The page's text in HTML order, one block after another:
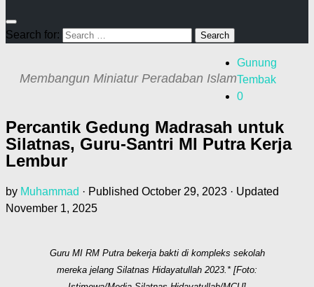
Search for:
Membangun Miniatur Peradaban Islam
Gunung
Tembak
0
Percantik Gedung Madrasah untuk
Silatnas, Guru-Santri MI Putra Kerja
Lembur
by Muhammad · Published October 29, 2023 · Updated
November 1, 2025
Guru MI RM Putra bekerja bakti di kompleks sekolah
mereka jelang Silatnas Hidayatullah 2023.* [Foto: